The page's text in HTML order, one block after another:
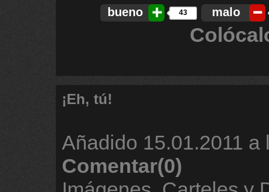
bueno 43 malo
¡Eh, tú!
Añadido 15.01.2011 a
Comentar(0)